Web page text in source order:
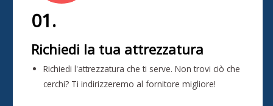
01.
Richiedi la tua attrezzatura
Richiedi l'attrezzatura che ti serve. Non trovi ciò che
cerchi? Ti indirizzeremo al fornitore migliore!